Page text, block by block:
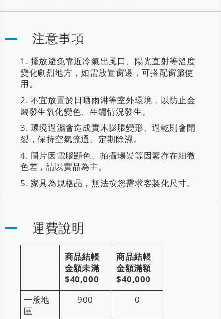
注意事項
擺放避免靠近冷氣出風口、陽光直射等溫度
變化劇烈地方，如需放置窗邊，可搭配窗簾使
用。
不宜放置於日晒雨淋等室外環境，以防止金
屬發生氧化變色、生鏽情況發生。
環境過濕會造成實木膨脹變形、過乾則會開
裂，保持空氣流通、定期除濕。
圖片因電腦顯色、拍攝場景等因素存在細微
色差，請以實品為主。
家具為規格品，無法按您需求客製化尺寸。
運費說明
商品結帳
金額未滿
$40,000
商品結帳
金額滿額
$40,000
一般地
區
900 0